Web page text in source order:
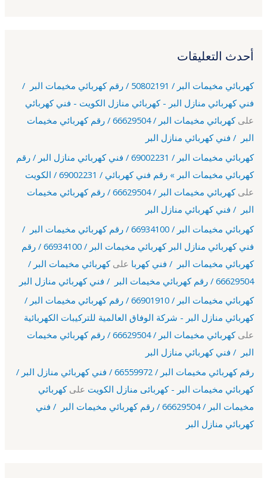
أحدث التعليقات
كهربائي مخيمات البر / 50802191 / رقم كهربائي مخيمات البر /
فني كهربائي منازل البر - كهربائي منازل الكويت - فني كهربائي
على
كهربائي مخيمات البر / 66629504 / رقم كهربائي مخيمات
البر / فني كهربائي منازل البر
كهربائي مخيمات البر / 69002231 / فني كهربائي منازل البر / رقم
كهربائي مخيمات البر » رقم فني كهربائي / 69002231 / الكويت
على
كهربائي مخيمات البر / 66629504 / رقم كهربائي مخيمات
البر / فني كهربائي منازل البر
كهربائي مخيمات البر / 66934100 / رقم كهربائي مخيمات البر /
فني كهربائي منازل البر كهربائي مخيمات البر / 66934100 / رقم
كهربائي مخيمات البر / فني كهربا علىكهربائي مخيمات البر /
66629504 / رقم كهربائي مخيمات البر / فني كهربائي منازل البر
كهربائي مخيمات البر / 66901910 / رقم كهربائي مخيمات البر /
كهربائي منازل البر - شركة الوفاق العالمية للتركيبات الكهربائية
على
كهربائي مخيمات البر / 66629504 / رقم كهربائي مخيمات
البر / فني كهربائي منازل البر
رقم كهربائي مخيمات البر / 66559972 / فني كهربائي منازل البر /
كهربائي مخيمات البر - كهربائى منازل الكويت علىكهربائي
مخيمات البر / 66629504 / رقم كهربائي مخيمات البر / فني
كهربائي منازل البر